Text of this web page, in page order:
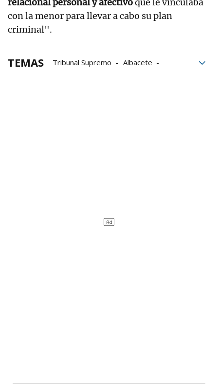
relacional personal y afectivoque le vinculaba
con la menor para llevar a cabo su plan
criminal".
TEMAS Tribunal Supremo
Albacete